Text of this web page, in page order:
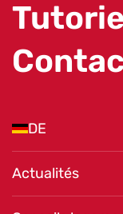
DE
Actualités